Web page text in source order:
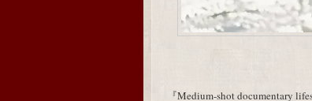
『Medium-shot documentary